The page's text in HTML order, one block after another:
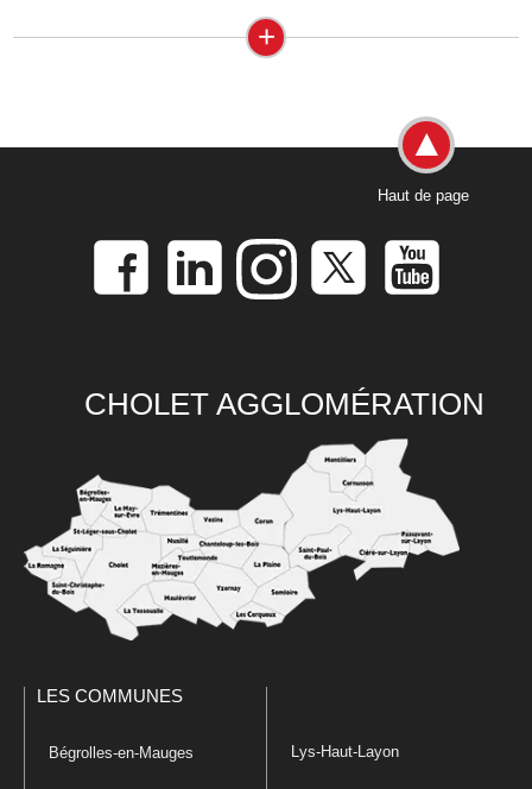
+
Haut de page
CHOLET AGGLOMÉRATION
LES COMMUNES
Bégrolles-en-Mauges Lys-Haut-Layon